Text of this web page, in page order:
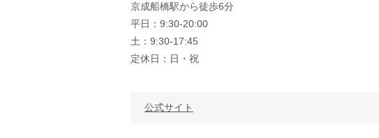
京成船橋駅から徒歩6分
平日：9:30-20:00
土：9:30-17:45
定休日：日・祝
公式サイト